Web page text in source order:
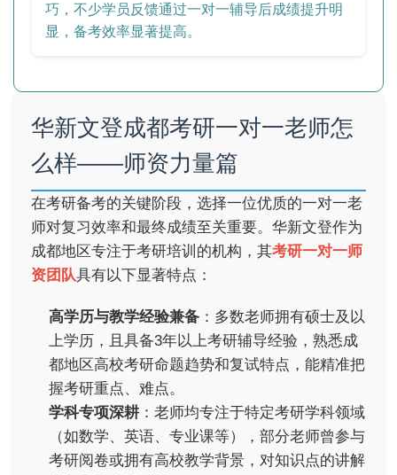
巧，不少学员反馈通过一对一辅导后成绩提升明
显，备考效率显著提高。
华新文登成都考研一对一老师怎
么样——师资力量篇
在考研备考的关键阶段，选择一位优质的一对一老
师对复习效率和最终成绩至关重要。华新文登作为
成都地区专注于考研培训的机构，其考研一对一师
资团队具有以下显著特点：
高学历与教学经验兼备 ：多数老师拥有硕士及以
上学历，且具备3年以上考研辅导经验，熟悉成
都地区高校考研命题趋势和复试特点，能精准把
握考研重点、难点。
学科专项深耕：老师均专注于特定考研学科领域
（如数学、英语、专业课等），部分老师曾参与
考研阅卷或拥有高校教学背景，对知识点的讲解